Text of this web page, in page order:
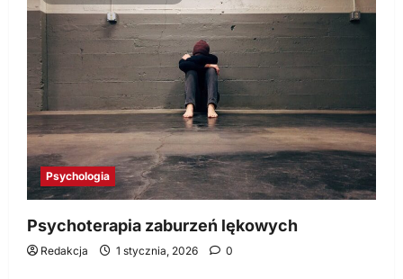
Psychologia
Psychoterapia zaburzeń lękowych
Redakcja 1 stycznia, 2026 0